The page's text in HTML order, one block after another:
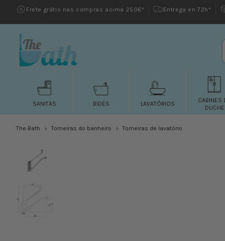
para oFrete grátis nas compras acima 250€* Entrega en 72h*
SANITAS BIDÉS LAVATÓRIOS
CABINES
DUCHE
The Bath Torneiras do banheiro Torneiras de lavatório